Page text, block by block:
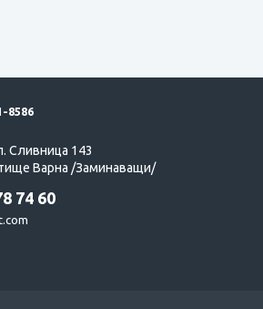
8586
Сливница 143
Варна /Заминаващи/
74 60